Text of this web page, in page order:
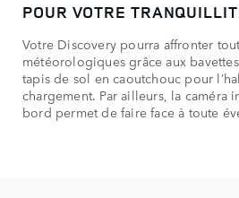
POUR VOTRE
Votre Discovery pourra affronter
météorologiques grâce aux
tapis de sol en caoutchouc pour
chargement. Par ailleurs, la caméra
bord permet de faire face à toute